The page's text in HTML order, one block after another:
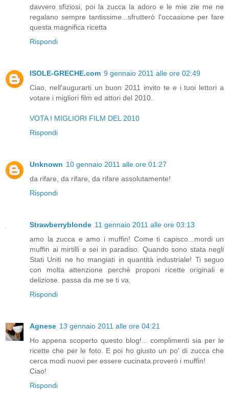
davvero sfiziosi, poi la zucca la adoro e le mie zie me ne
regalano sempre tantissime...sfrutterò l'occasione per fare
questa magnifica ricetta
Rispondi
ISOLE-GRECHE.com 9 gennaio 2011 alle ore 02:49
Ciao, nell'augurarti un buon 2011 invito te e i tuoi lettori a
votare i migliori film ed attori del 2010.
VOTA I MIGLIORI FILM DEL 2010
Rispondi
Unknown 10 gennaio 2011 alle ore 01:27
da rifare, da rifare, da rifare assolutamente!
Rispondi
Strawberryblonde 11 gennaio 2011 alle ore 03:13
amo la zucca e amo i muffin! Come ti capisco...mordi un
muffin ai mirtilli e sei in paradiso. Quando sono stata negli
Stati Uniti ne ho mangiati in quantità industriale! Ti seguo
con molta attenzione perchè proponi ricette originali e
deliziose. passa da me se ti va.
Rispondi
Agnese 13 gennaio 2011 alle ore 04:21
Ho appena scoperto questo blog!... complimenti sia per le
ricette che per le foto. E poi ho giusto un po' di zucca che
cerca modi nuovi per essere cucinata.proverò i muffin!
Ciao!
Rispondi